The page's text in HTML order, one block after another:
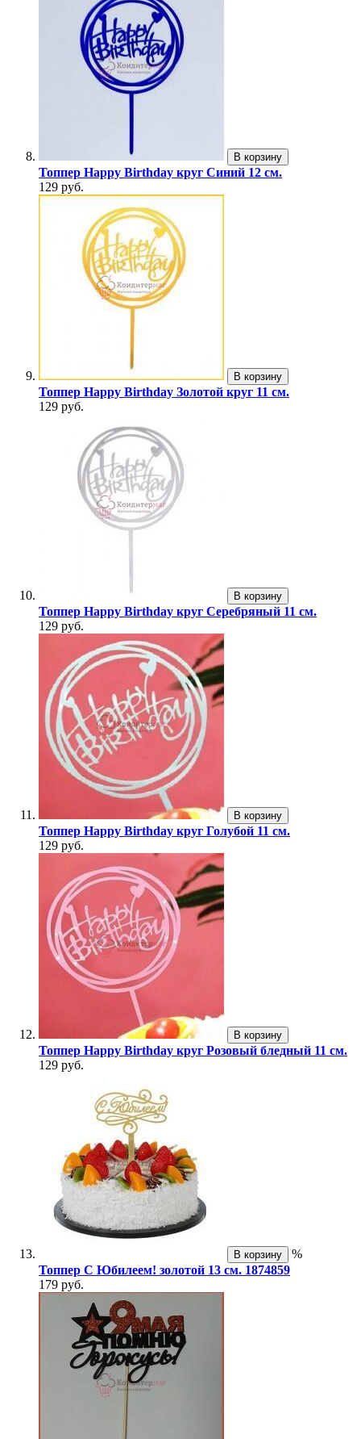
В корзину
Топпер Happy Birthday круг Синий 12 см.
129 руб.
В корзину
Топпер Happy Birthday Золотой круг 11 см.
129 руб.
В корзину
Топпер Happy Birthday круг Серебряный 11 см.
129 руб.
В корзину
Топпер Happy Birthday круг Голубой 11 см.
129 руб.
В корзину
Топпер Happy Birthday круг Розовый бледный 11 см.
129 руб.
В корзину
%
Топпер С Юбилеем! золотой 13 см. 1874859
179 руб.